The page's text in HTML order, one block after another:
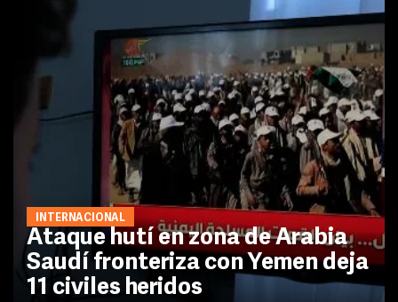
INTERNACIONAL
Ataque hutí en zona de Arabia
Saudí fronteriza con Yemen deja
11 civiles heridos